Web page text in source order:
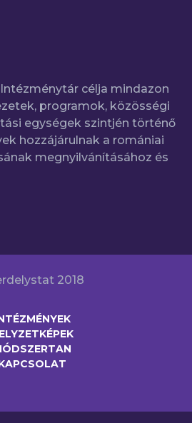
célja mindazon
programok, közösségi
egységek szintjén történő
hozzájárulnak a romániai
megnyilvánításához és
2018